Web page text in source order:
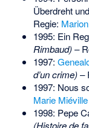
Überdreht
Regie:
1995: Ein
Rimbaud)–
1997:
d’un crime)–
1997: Nous
Marie Miéville
1998: Pepe
(Histoire de